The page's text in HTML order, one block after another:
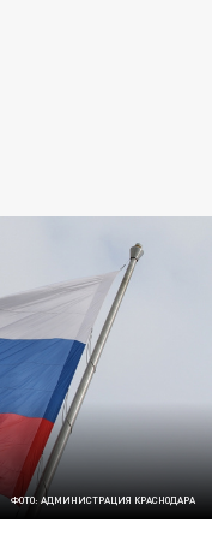
ФОТО: АДМИНИСТРАЦИЯ КРАСНОДАРА